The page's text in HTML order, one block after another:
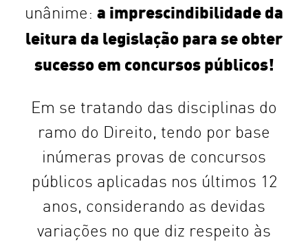
unânime: a imprescindibilidade da
leitura da legislação para se obter
sucesso em concursos públicos!
Em se tratando das disciplinas do
ramo do Direito, tendo por base
inúmeras provas de concursos
públicos aplicadas nos últimos 12
anos, considerando as devidas
variações no que diz respeito às